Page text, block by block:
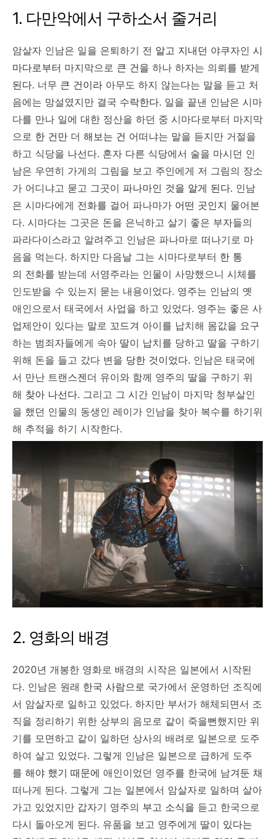
1. 다만악에서 구하소서 줄거리
암살자 인남은 일을 은퇴하기 전 알고 지내던 야쿠자인 시
마다로부터 마지막으로 큰 건을 하나 하자는 의뢰를 받게
된다. 너무 큰 건이라 아무도 하지 않는다는 말을 듣고 처
음에는 망설였지만 결국 수락한다. 일을 끝낸 인남은 시마
다를 만나 일에 대한 정산을 하던 중 시마다로부터 마지막
으로 한 건만 더 해보는 건 어떠냐는 말을 듣지만 거절을
하고 식당을 나선다. 혼자 다른 식당에서 술을 마시던 인
남은 우연히 가게의 그림을 보고 주인에게 저 그림의 장소
가 어디냐고 묻고 그곳이 파나마인 것을 알게 된다. 인남
은 시마다에게 전화를 걸어 파나마가 어떤 곳인지 물어본
다. 시마다는 그곳은 돈을 은닉하고 살기 좋은 부자들의
파라다이스라고 알려주고 인남은 파나마로 떠나기로 마
음을 먹는다. 하지만 다음날 그는 시마다로부터 한 통
의 전화를 받는데 서영주라는 인물이 사망했으니 시체를
인도받을 수 있는지 묻는 내용이었다. 영주는 인남의 옛
애인으로서 태국에서 사업을 하고 있었다. 영주는 좋은 사
업제안이 있다는 말로 꼬드겨 아이를 납치해 몸값을 요구
하는 범죄자들에게 속아 딸이 납치를 당하고 딸을 구하기
위해 돈을 들고 갔다 변을 당한 것이었다. 인남은 태국에
서 만난 트랜스젠더 유이와 함께 영주의 딸을 구하기 위
해 찾아 나선다. 그리고 그 시간 인남이 마지막 청부살인
을 했던 인물의 동생인 레이가 인남을 찾아 복수를 하기위
해 추적을 하기 시작한다.
2. 영화의 배경
2020년 개봉한 영화로 배경의 시작은 일본에서 시작된
다. 인남은 원래 한국 사람으로 국가에서 운영하던 조직에
서 암살자로 일하고 있었다. 하지만 부서가 해체되면서 조
직을 정리하기 위한 상부의 음모로 같이 죽을뻔했지만 위
기를 모면하고 같이 일하던 상사의 배려로 일본으로 도주
하여 살고 있었다. 그렇게 인남은 일본으로 급하게 도주
를 해야 했기 때문에 애인이었던 영주를 한국에 남겨둔 채
떠나게 된다. 그렇게 그는 일본에서 암살자로 일하며 살아
가고 있었지만 갑자기 영주의 부고 소식을 듣고 한국으로
다시 돌아오게 된다. 유품을 보고 영주에게 딸이 있다는